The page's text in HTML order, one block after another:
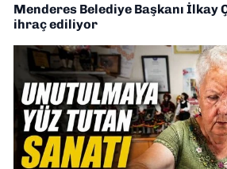
Menderes Belediye Başkanı İlkay
ihraç ediliyor